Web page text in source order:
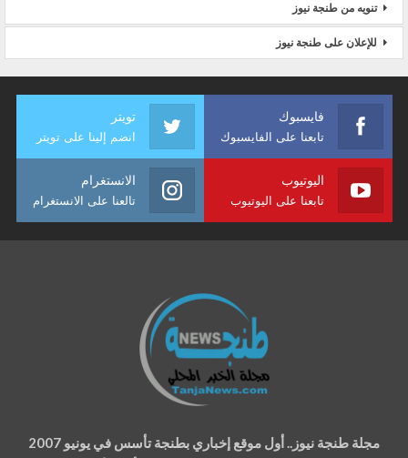
تنويه من طنجة نيوز
للإعلان على طنجة نيوز
فايسبوك
تابعنا على الفايسبوك
تويتر
انضم إلينا على تويتر
اليوتيوب
تابعنا على اليوتيوب
الانستغرام
تالعنا على الانستغرام
مجلة طنجة نيوز.. أول موقع إخباري بطنجة تأسس في يونيو 2007